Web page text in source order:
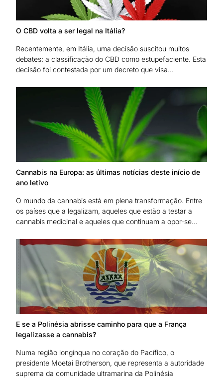
O CBD volta a ser legal na Itália?
Recentemente, em Itália, uma decisão suscitou muitos
debates: a classificação do CBD como estupefaciente. Esta
decisão foi contestada por um decreto que visa...
Cannabis na Europa: as últimas notícias deste início de
ano letivo
O mundo da cannabis está em plena transformação. Entre
os países que a legalizam, aqueles que estão a testar a
cannabis medicinal e aqueles que continuam a opor-se...
E se a Polinésia abrisse caminho para que a França
legalizasse a cannabis?
Numa região longínqua no coração do Pacífico, o
presidente Moetai Brotherson, que representa a autoridade
suprema da comunidade ultramarina da Polinésia